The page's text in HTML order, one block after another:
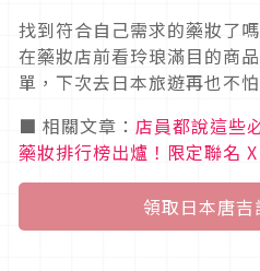
找到符合自己需求的藥妝了
在藥妝店前看玲琅滿目的商
單，下次去日本旅遊再也不怕
■ 相關文章： 店員都說這些
藥妝排行榜出爐！限定聯名
領取日本唐